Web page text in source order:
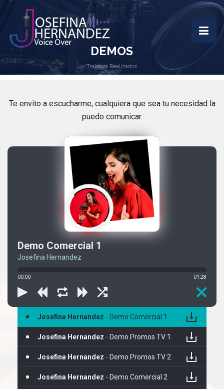
DEMOS
Trabajos Realizados
Te envito a escucharme, cualquiera que sea tu necesidad la
puedo comunicar.
Demo Comercial 1
Josefina Hernandez
00:00 01:28
Josefina Hernandez - Demo Comercial 1
Josefina Hernandez - Demo Promos TV 1
Josefina Hernandez - Demo Promos TV 2
Josefina Hernandez - Demo Comercial 2